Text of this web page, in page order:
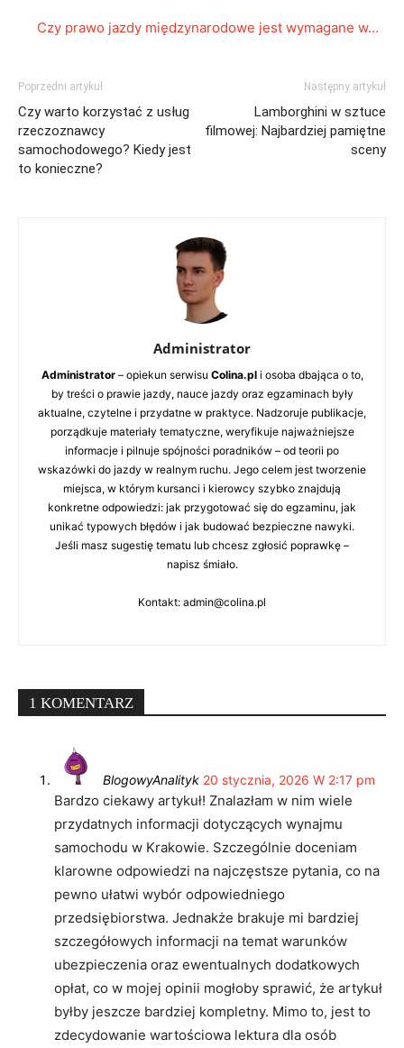
Czy prawo jazdy międzynarodowe jest wymagane w…
Poprzedni artykuł
Czy warto korzystać z usług
rzeczoznawcy
samochodowego? Kiedy jest
to konieczne?
Następny artykuł
Lamborghini w sztuce
filmowej: Najbardziej pamiętne
sceny
Administrator
Administrator– opiekun serwisu Colina.pli osoba dbająca o to,
by treści o prawie jazdy, nauce jazdy oraz egzaminach były
aktualne, czytelne i przydatne w praktyce. Nadzoruje publikacje,
porządkuje materiały tematyczne, weryfikuje najważniejsze
informacje i pilnuje spójności poradników – od teorii po
wskazówki do jazdy w realnym ruchu. Jego celem jest tworzenie
miejsca, w którym kursanci i kierowcy szybko znajdują
konkretne odpowiedzi: jak przygotować się do egzaminu, jak
unikać typowych błędów i jak budować bezpieczne nawyki.
Jeśli masz sugestię tematu lub chcesz zgłosić poprawkę –
napisz śmiało.
Kontakt: admin@colina.pl
1 KOMENTARZ
BlogowyAnalityk 20 stycznia, 2026 W 2:17 pm
Bardzo ciekawy artykuł! Znalazłam w nim wiele
przydatnych informacji dotyczących wynajmu
samochodu w Krakowie. Szczególnie doceniam
klarowne odpowiedzi na najczęstsze pytania, co na
pewno ułatwi wybór odpowiedniego
przedsiębiorstwa. Jednakże brakuje mi bardziej
szczegółowych informacji na temat warunków
ubezpieczenia oraz ewentualnych dodatkowych
opłat, co w mojej opinii mogłoby sprawić, że artykuł
byłby jeszcze bardziej kompletny. Mimo to, jest to
zdecydowanie wartościowa lektura dla osób